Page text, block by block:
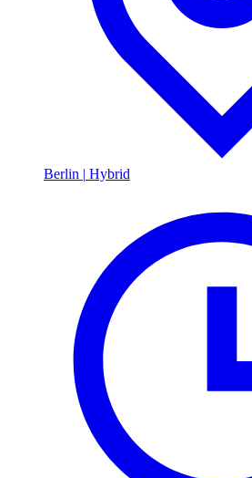
Berlin | Hybrid